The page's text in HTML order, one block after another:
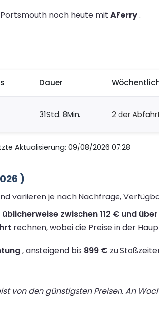
noch heute mit AFerry.
Dauer
31Std. 8Min. 2 der
Aktualisierung: 09/08/2026 07:28
)
variieren je nach Nachfrage,
zwischen 112 € und
rechnen, wobei die Preise in der
, ansteigend bis 899 € zu
von den günstigsten Preisen. An